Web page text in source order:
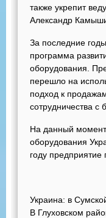
также укрепит
Александр
За последние
программа
оборудования.
перешло на
подход к
сотрудничества с
На данный момент
оборудования
году
Украина: в
В Глуховском